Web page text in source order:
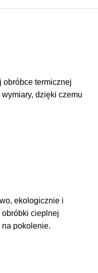
obróbce termicznej
dzięki czemu
ekologicznie i
obróbki cieplnej
pokolenie.